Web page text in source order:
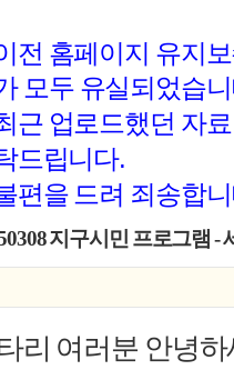
전 홈페이지 유지
모두 유실되었습
근 업로드했던 자
드립니다.
편을 드려 죄송합
지구시민 프로그램 -
리 여러분 안녕하